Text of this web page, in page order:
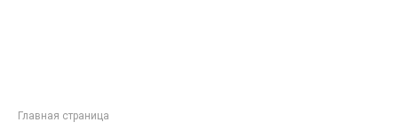
Главная страница